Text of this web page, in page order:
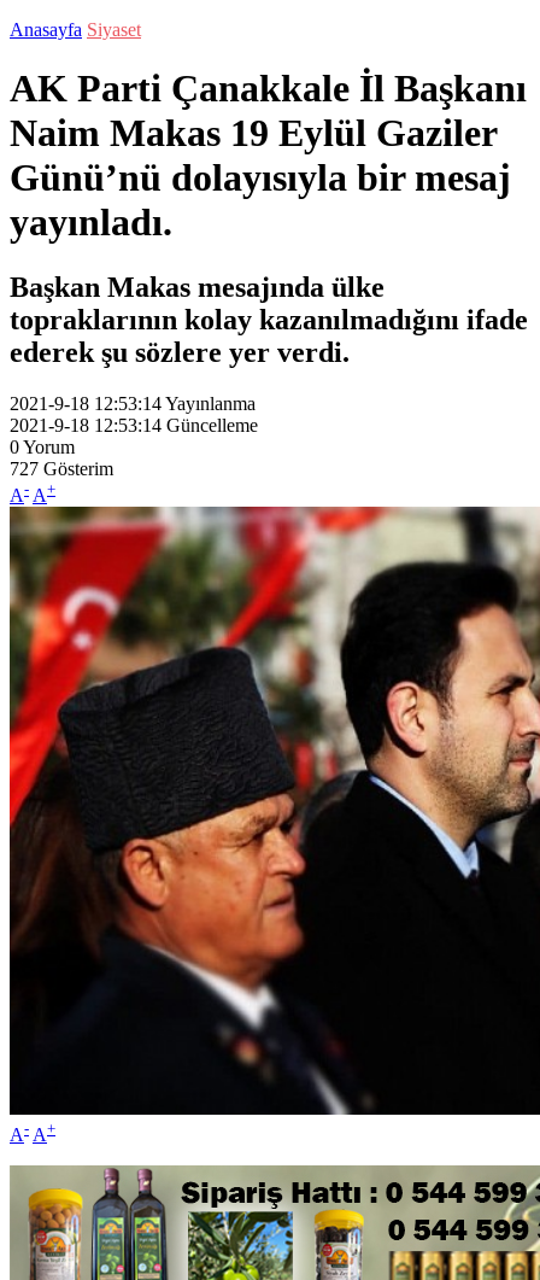
Anasayfa Siyaset
AK Parti Çanakkale İl Başkanı
Naim Makas 19 Eylül Gaziler
Günü’nü dolayısıyla bir mesaj
yayınladı.
Başkan Makas mesajında ülke
topraklarının kolay kazanılmadığını ifade
ederek şu sözlere yer verdi.
2021-9-18 12:53:14Yayınlanma
2021-9-18 12:53:14 Güncelleme
0Yorum
727 Gösterim
A- A+
A- A+